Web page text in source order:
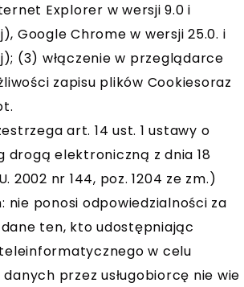
Explorer w wersji 9.0 i
Google Chrome w wersji 25.0. i
(3) włączenie w przeglądarce
zapisu plików Cookiesoraz
art. 14 ust. 1 ustawy o
drogą elektroniczną z dnia 18
2002 nr 144, poz. 1204 ze zm.)
nie ponosi odpowiedzialności za
ten, kto udostępniając
w celu
przez usługobiorcę nie wie